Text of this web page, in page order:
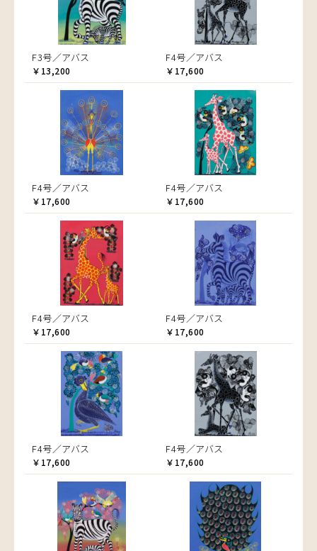
F3号／アバス
￥13,200
F4号／アバス
￥17,600
F4号／アバス
￥17,600
F4号／アバス
￥17,600
F4号／アバス
￥17,600
F4号／アバス
￥17,600
F4号／アバス
￥17,600
F4号／アバス
￥17,600